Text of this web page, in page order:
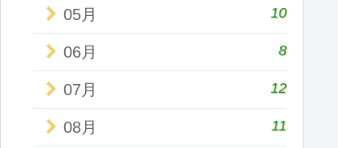
05月 10
06月 8
07月 12
08月 11